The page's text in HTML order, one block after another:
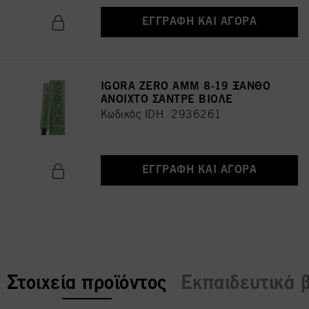
ΕΓΓΡΑΦΉ ΚΑΙ ΑΓΟΡΆ
IGORA ZERO AMM 8-19 ΞΑΝΘΟ
ΑΝΟΙΧΤΟ ΣΑΝΤΡΕ ΒΙΟΛΕ
Κωδικός IDH 2936261
ΕΓΓΡΑΦΉ ΚΑΙ ΑΓΟΡΆ
current tab:
Στοιχεία προϊόντος Εκπαιδευτικά